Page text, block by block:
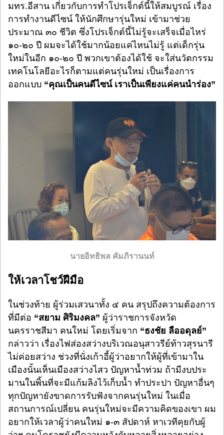
มทร.อีสาน เกี่ยวกับการทำโปรเจ็กต์นี้ให้สมบูรณ์ เรื่อง
การทำงานดีไซน์ ให้นักศึกษารุ่นใหม่ เข้ามาช่วย
ประมาณ ๓๐ ชีวิต ซึ่งโปรเจ็กต์นี้ไม่รู้จะเสร็จเมื่อไหร่
๑๐-๒๐ ปี ผมจะได้ใช้มากน้อยแค่ไหนไม่รู้ แต่เด็กรุ่น
ใหม่ในอีก ๑๐-๒๐ ปี พวกเขาต้องได้ใช้ จะใส่นวัตกรรม
เทคโนโลยีอะไรก็ตามแต่คนรุ่นใหม่ เป็นเรื่องการ
ออกแบบ “คุณเป็นคนดีไซน์ เราเป็นเพียงแค่คนนำร่อง”
นายอิทธิพล คัมภิรานนท์
ให้เวลาโชว์ฝีมือ
ในช่วงท้าย ผู้ร่วมเสวนาทั้ง ๔ คน สรุปถึงความต้องการ
ที่มีต่อ “สยาม ศิริมงคล” ผู้ว่าราชการจังหวัด
นครราชสีมา คนใหม่ โดยเริ่มจาก “ธงชัย ลืออดุลย์”
กล่าวว่า เรื่องไฟส่องสว่างบริเวณอนุสาวรีย์ท้าวสุรนารี
ไม่ค่อยสว่าง ช่วงที่นั่งเก้าอี้ผู้ว่าอยากให้ผู้ที่เข้ามาใน
เมืองนั้นเห็นเมืองสว่างไสว ปัญหาน้ำท่วม ถ้ามีงบประ
มานในพิ้นที่จะมีแก้มลิงไว้เก็บน้ำ ทำประปา ปัญหาอื่นๆ
ทุกปัญหายังขาดการรับฟังจากคนรุ่นใหม่ ในเมื่อ
สถานการณ์เปลี่ยน คนรุ่นใหม่จะมีความคิดของเขา ผม
อยากให้เวลาผู้ว่าคนใหม่ ๑-๓ สัปดาห์ หาเวทีคุยกับผู้